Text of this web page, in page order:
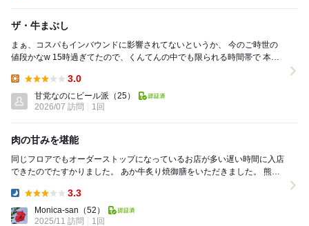
ザ・牛まぶし
まぁ、コスパもインバウンドに影響されてないというか、 今のご時世の
値段かなw 15時過ぎてたので、くんてんの中でも限られる時間帯で 本当
3.0
甘党なのにビール派 （25）
2026/07 訪問
1回
肉の甘みを堪能
同じフロアでもオーダーストップになっているお店が多い遅い時間に入店
できたのでたすかりました。 あか牛炙り焼御膳をいただきました。 熊本
3.3
Monica-san （52）
2025/11 訪問
1回